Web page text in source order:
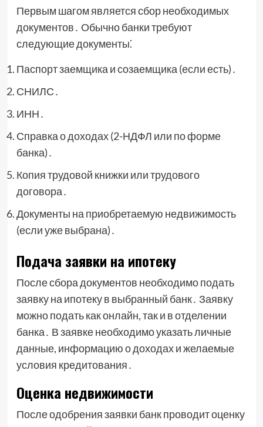
Первым шагом является сбор необходимых
документов․ Обычно банки требуют
следующие документы⁚
Паспорт заемщика и созаемщика (если есть)․
СНИЛС․
ИНН․
Справка о доходах (2-НДФЛ или по форме
банка)․
Копия трудовой книжки или трудового
договора․
Документы на приобретаемую недвижимость
(если уже выбрана)․
Подача заявки на ипотеку
После сбора документов необходимо подать
заявку на ипотеку в выбранный банк․ Заявку
можно подать как онлайн, так и в отделении
банка․ В заявке необходимо указать личные
данные, информацию о доходах и желаемые
условия кредитования․
Оценка недвижимости
После одобрения заявки банк проводит оценку